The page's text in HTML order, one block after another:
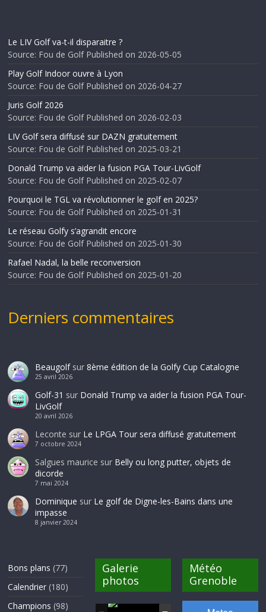
Le LIV Golf va-t-il disparaitre ?
Source: Fou de Golf Published on 2026-05-05
Play Golf Indoor ouvre à Lyon
Source: Fou de Golf Published on 2026-04-27
Juris Golf 2026
Source: Fou de Golf Published on 2026-02-03
LIV Golf sera diffusé sur DAZN gratuitement
Source: Fou de Golf Published on 2025-03-21
Donald Trump va aider la fusion PGA Tour-LivGolf
Source: Fou de Golf Published on 2025-02-07
Pourquoi le TGL va révolutionner le golf en 2025?
Source: Fou de Golf Published on 2025-01-31
Le réseau Golfy s’agrandit encore
Source: Fou de Golf Published on 2025-01-30
Rafael Nadal, la belle reconversion
Source: Fou de Golf Published on 2025-01-20
Derniers commentaires
Beaugolfsur 8ème édition de la Golfy Cup Catalogne
25 avril 2026
Golf-31 sur Donald Trump va aider la fusion PGA Tour-
LivGolf
20 avril 2026
Leconte sur Le LPGA Tour sera diffusé gratuitement
7 octobre 2024
Salgues maurice sur Belly ou long putter, objets de
dicorde
7 mai 2024
Dominique sur Le golf de Digne-les-Bains dans une
impasse
8 janvier 2024
Bons plans (77)
Calendrier (180)
Champions (98)
Galerie
photos
Météo
Grenoble